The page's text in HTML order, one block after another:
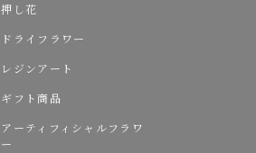
押し花
ドライフラワー
レジンアート
ギフト商品
アーティフィシャルフラワ
ー